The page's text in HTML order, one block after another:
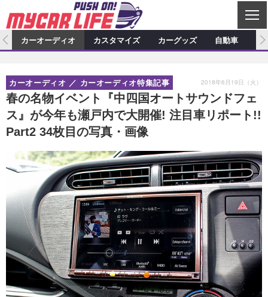
C
L
S
E
カーオーディオ
プロショップ検索 ショップ訪問記
カーオーディオニュース デモカー製作記
その他
カスタマイズ特集記事 カスタマイズ新製品情報
カスタマイズニュース
カーグッズ
カーグッズ特集記事 カーグッズ新製品情報
カーグッズニュース
自動車
スクープ
カーオーディオ カスタマイズ カーグッズ 自動車
春の名物イベント『中四国オートサウンドフェ
ス』が今年も瀬戸内で大開催! 注目車リポート!!
Part2 34枚目の写真・画像
カーオーディオ カーオーディオ特集記事 2018年6月19日（火）